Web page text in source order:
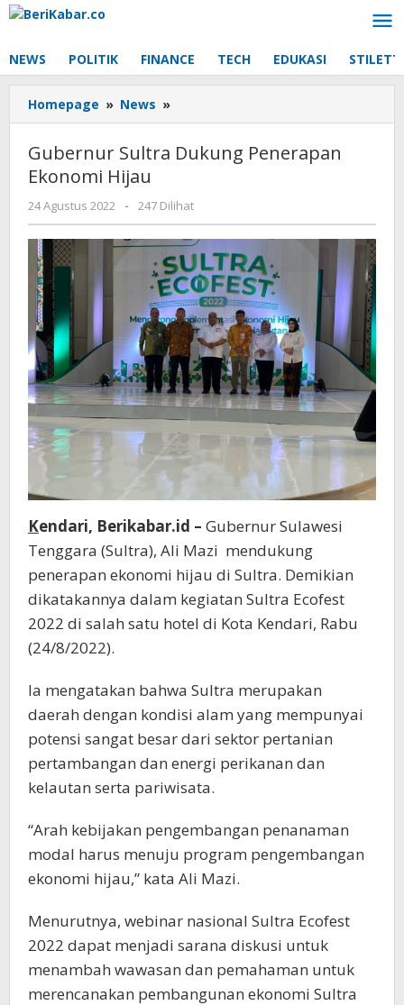
Lewati
NEWS POLITIK FINANCE TECH EDUKASI
Homepage » News »
Sultra
Penerapan
Hijau
Gubernur Sultra Dukung Penerapan
Ekonomi Hijau
24 Agustus 2022
oleh
Beri
Kabar
- 247 Dilihat
Kendari, Berikabar.id – Gubernur Sulawesi
Tenggara (Sultra), Ali Mazi mendukung
penerapan ekonomi hijau di Sultra. Demikian
dikatakannya dalam kegiatan Sultra Ecofest
2022 di salah satu hotel di Kota Kendari, Rabu
(24/8/2022).
Ia mengatakan bahwa Sultra merupakan
daerah dengan kondisi alam yang mempunyai
potensi sangat besar dari sektor pertanian
pertambangan dan energi perikanan dan
kelautan serta pariwisata.
“Arah kebijakan pengembangan penanaman
modal harus menuju program pengembangan
ekonomi hijau,” kata Ali Mazi.
Menurutnya, webinar nasional Sultra Ecofest
2022 dapat menjadi sarana diskusi untuk
menambah wawasan dan pemahaman untuk
merencanakan pembangunan ekonomi Sultra